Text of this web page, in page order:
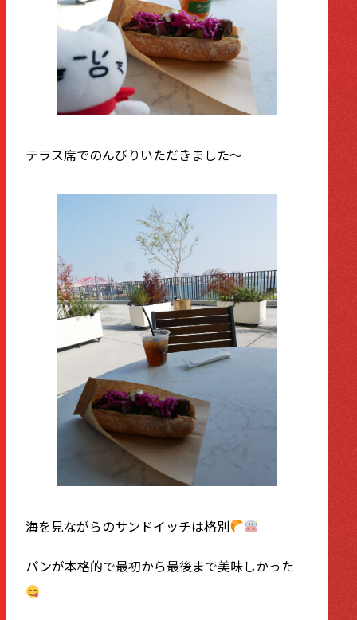
テラス席でのんびりいただきました〜
海を見ながらのサンドイッチは格別
パンが本格的で最初から最後まで美味しかった